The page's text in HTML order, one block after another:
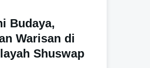
Budaya,
Warisan di
Shuswap